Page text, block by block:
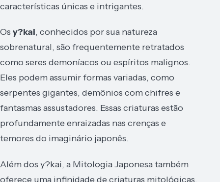
características únicas e intrigantes.
Os y?kai, conhecidos por sua natureza
sobrenatural, são frequentemente retratados
como seres demoníacos ou espíritos malignos.
Eles podem assumir formas variadas, como
serpentes gigantes, demônios com chifres e
fantasmas assustadores. Essas criaturas estão
profundamente enraizadas nas crenças e
temores do imaginário japonês.
Além dos y?kai, a Mitologia Japonesa também
oferece uma infinidade de criaturas mitológicas,